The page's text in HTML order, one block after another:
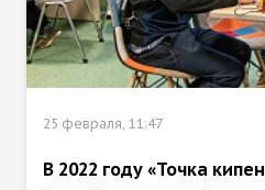
25 февраля, 11:47
В 2022 году «Точка